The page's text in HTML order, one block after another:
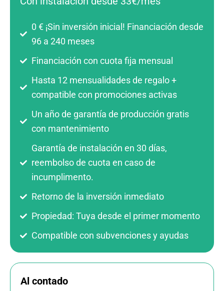
0 € ¡Sin inversión inicial! Financiación desde
96 a 240 meses
Financiación con cuota fija mensual
Hasta 12 mensualidades de regalo +
compatible con promociones activas
Un año de garantía de producción gratis
con mantenimiento
Garantía de instalación en 30 días,
reembolso de cuota en caso de
incumplimento.
Retorno de la inversión inmediato
Propiedad: Tuya desde el primer momento
Compatible con subvenciones y ayudas
Al contado